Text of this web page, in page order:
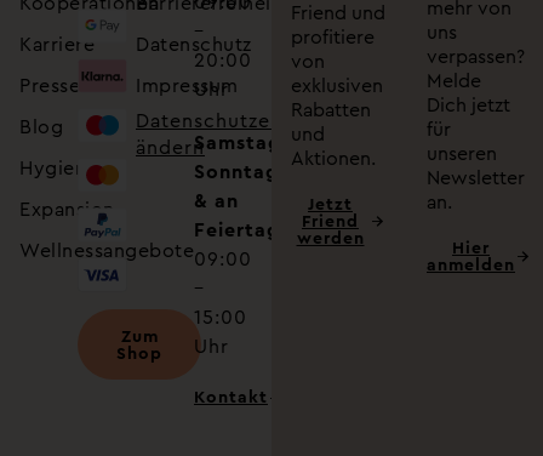
Karriere
Presse
Blog
Hygiene
Expansion
Wellnessangebote
Zum
Shop
Datenschutz
Impressum
Datenschutzeinstellungen
ändern
–
20:00
Uhr
Samstag,
Sonntag
& an
Feiertagen
09:00
–
15:00
Uhr
Kontakt
Friend und
profitiere
von
exklusiven
Rabatten
und
Aktionen.
Jetzt
Friend
werden
mehr von
uns
verpassen?
Melde
Dich jetzt
für
unseren
Newsletter
an.
Hier
anmelden